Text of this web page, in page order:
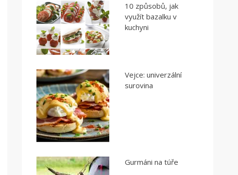
10 způsobů, jak
využít bazalku v
kuchyni
Vejce: univerzální
surovina
Gurmáni na túře